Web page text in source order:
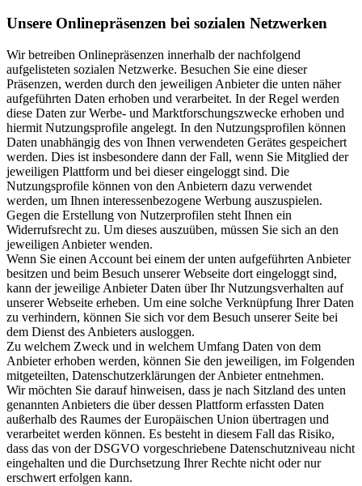
Unsere Onlinepräsenzen bei sozialen Netzwerken
Wir betreiben Onlinepräsenzen innerhalb der nachfolgend
aufgelisteten sozialen Netzwerke. Besuchen Sie eine dieser
Präsenzen, werden durch den jeweiligen Anbieter die unten näher
aufgeführten Daten erhoben und verarbeitet. In der Regel werden
diese Daten zur Werbe- und Marktforschungszwecke erhoben und
hiermit Nutzungsprofile angelegt. In den Nutzungsprofilen können
Daten unabhängig des von Ihnen verwendeten Gerätes gespeichert
werden. Dies ist insbesondere dann der Fall, wenn Sie Mitglied der
jeweiligen Plattform und bei dieser eingeloggt sind. Die
Nutzungsprofile können von den Anbietern dazu verwendet
werden, um Ihnen interessenbezogene Werbung auszuspielen.
Gegen die Erstellung von Nutzerprofilen steht Ihnen ein
Widerrufsrecht zu. Um dieses auszuüben, müssen Sie sich an den
jeweiligen Anbieter wenden.
Wenn Sie einen Account bei einem der unten aufgeführten Anbieter
besitzen und beim Besuch unserer Webseite dort eingeloggt sind,
kann der jeweilige Anbieter Daten über Ihr Nutzungsverhalten auf
unserer Webseite erheben. Um eine solche Verknüpfung Ihrer Daten
zu verhindern, können Sie sich vor dem Besuch unserer Seite bei
dem Dienst des Anbieters ausloggen.
Zu welchem Zweck und in welchem Umfang Daten von dem
Anbieter erhoben werden, können Sie den jeweiligen, im Folgenden
mitgeteilten, Datenschutzerklärungen der Anbieter entnehmen.
Wir möchten Sie darauf hinweisen, dass je nach Sitzland des unten
genannten Anbieters die über dessen Plattform erfassten Daten
außerhalb des Raumes der Europäischen Union übertragen und
verarbeitet werden können. Es besteht in diesem Fall das Risiko,
dass das von der DSGVO vorgeschriebene Datenschutzniveau nicht
eingehalten und die Durchsetzung Ihrer Rechte nicht oder nur
erschwert erfolgen kann.